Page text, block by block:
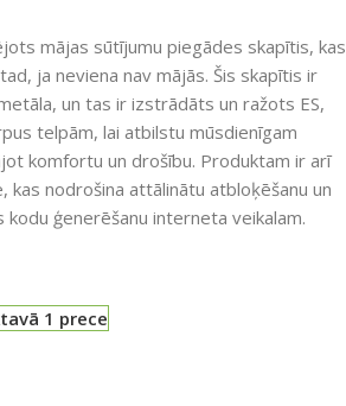
mājas sūtījumu piegādes skapītis, kas
ja neviena nav mājās. Šis skapītis ir
un tas ir izstrādāts un ražots ES,
telpām, lai atbilstu mūsdienīgam
komfortu un drošību. Produktam ir arī
kas nodrošina attālinātu atbloķēšanu un
kodu ģenerēšanu interneta veikalam.
1 prece